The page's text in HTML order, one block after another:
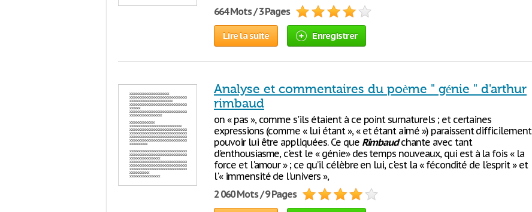
664 Mots / 3 Pages
Lire la suite Enregistrer
Analyse et commentaires du poème " génie " d'arthur
rimbaud
on « pas », comme s'ils étaient à ce point surnaturels ; et certaines
expressions (comme « lui étant », « et étant aimé ») paraissent difficilement
pouvoir lui être appliquées. Ce que Rimbaudchante avec tant
d'enthousiasme, c'est le « génie» des temps nouveaux, qui est à la fois « la
force et l'amour » ; ce qu’il célèbre en lui, c'est la « fécondité de l'esprit » et
l'« immensité de l'univers »,
2 060 Mots / 9 Pages